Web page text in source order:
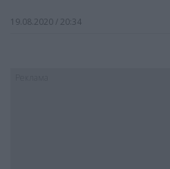
19.08.2020 / 20:34